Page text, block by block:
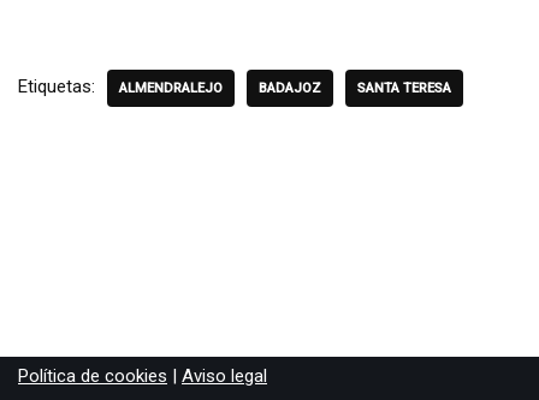
Etiquetas: ALMENDRALEJO BADAJOZ SANTA TERESA
Política de cookies | Aviso legal